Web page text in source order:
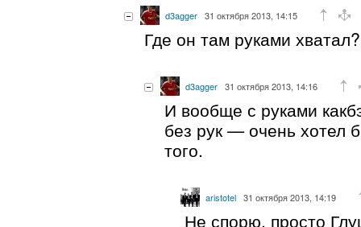
d3agger 31 октября 2013, 14:15
Где он там руками хватал?
d3agger 31 октября 2013, 14:16
И вообще с руками
без рук — очень хотел
того.
aristotel 31 октября 2013, 14:19
Не спорю, просто